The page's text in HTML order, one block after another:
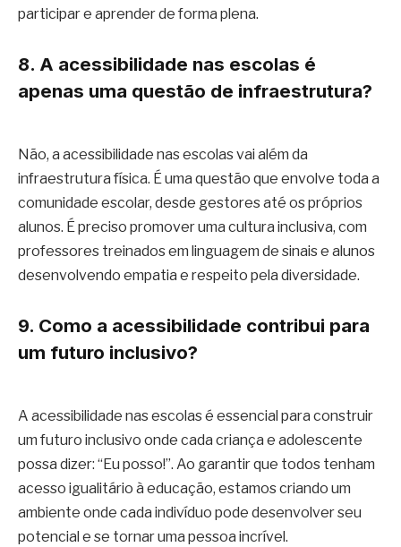
participar e aprender de forma plena.
8. A acessibilidade nas escolas é
apenas uma questão de infraestrutura?
Não, a acessibilidade nas escolas vai além da
infraestrutura física. É uma questão que envolve toda a
comunidade escolar, desde gestores até os próprios
alunos. É preciso promover uma cultura inclusiva, com
professores treinados em linguagem de sinais e alunos
desenvolvendo empatia e respeito pela diversidade.
9. Como a acessibilidade contribui para
um futuro inclusivo?
A acessibilidade nas escolas é essencial para construir
um futuro inclusivo onde cada criança e adolescente
possa dizer: “Eu posso!”. Ao garantir que todos tenham
acesso igualitário à educação, estamos criando um
ambiente onde cada indivíduo pode desenvolver seu
potencial e se tornar uma pessoa incrível.